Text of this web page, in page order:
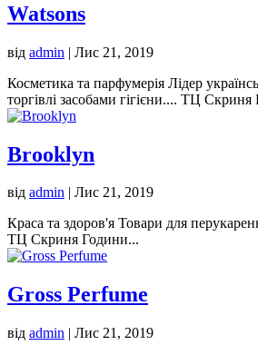
Watsons
від admin | Лис 21, 2019
Косметика та парфумерія Лідер
торгівлі засобами гігієни.... ТЦ
Brooklyn
від admin | Лис 21, 2019
Краса та здоров'я Товари для
ТЦ Скриня Години...
Gross Perfume
від admin | Лис 21, 2019